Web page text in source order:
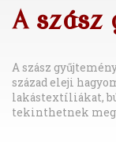
A
A szász
század eleji
lakástextíliákat,
tekinthetnek